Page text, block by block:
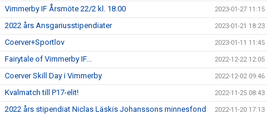
Vimmerby IF Årsmöte 22/2 kl. 18.00 2023-01-27 11:15
2022 års Ansgariusstipendiater 2023-01-21 18:23
Coerver+Sportlov 2023-01-11 11:45
Fairytale of Vimmerby IF... 2022-12-22 12:05
Coerver Skill Day i Vimmerby 2022-12-02 09:46
Kvalmatch till P17-elit! 2022-11-25 08:43
2022 års stipendiat Niclas Läskis Johanssons minnesfond 2022-11-20 17:13